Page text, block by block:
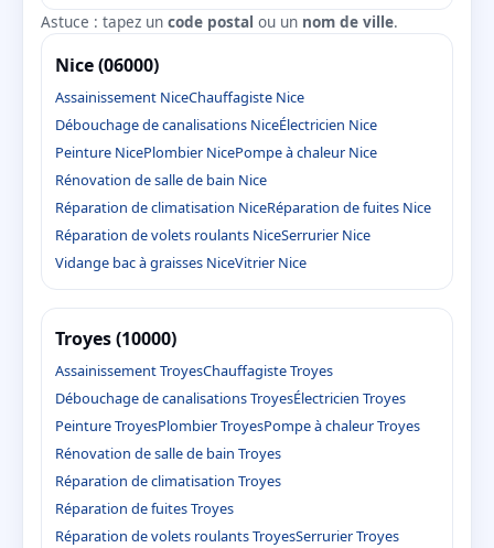
Astuce : tapez un code postal ou un nom de ville.
Nice (06000)
Assainissement NiceChauffagiste Nice
Débouchage de canalisations NiceÉlectricien Nice
Peinture NicePlombier NicePompe à chaleur Nice
Rénovation de salle de bain Nice
Réparation de climatisation NiceRéparation de fuites Nice
Réparation de volets roulants NiceSerrurier Nice
Vidange bac à graisses NiceVitrier Nice
Troyes (10000)
Assainissement TroyesChauffagiste Troyes
Débouchage de canalisations TroyesÉlectricien Troyes
Peinture TroyesPlombier TroyesPompe à chaleur Troyes
Rénovation de salle de bain Troyes
Réparation de climatisation Troyes
Réparation de fuites Troyes
Réparation de volets roulants TroyesSerrurier Troyes